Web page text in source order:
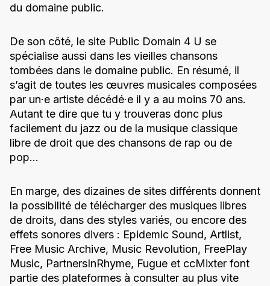
du domaine public.
De son côté, le site Public Domain 4 U se
spécialise aussi dans les vieilles chansons
tombées dans le domaine public. En résumé, il
s’agit de toutes les œuvres musicales composées
par un·e artiste décédé·e il y a au moins 70 ans.
Autant te dire que tu y trouveras donc plus
facilement du jazz ou de la musique classique
libre de droit que des chansons de rap ou de
pop…
En marge, des dizaines de sites différents donnent
la possibilité de télécharger des musiques libres
de droits, dans des styles variés, ou encore des
effets sonores divers : Epidemic Sound, Artlist,
Free Music Archive, Music Revolution, FreePlay
Music, PartnersInRhyme, Fugue et ccMixter font
partie des plateformes à consulter au plus vite